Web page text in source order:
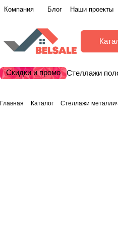
Компания Блог Наши проекты
Скидки и промо Стеллажи
Главная Каталог Стеллажи